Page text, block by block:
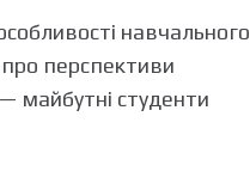
навчального
про перспективи
майбутні студенти